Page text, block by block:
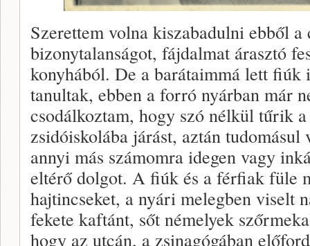
Szerettem volna kiszabadulni ebből a
bizonytalanságot, fájdalmat árasztó
konyhából. De a barátaimmá lett fiúk
tanultak, ebben a forró nyárban már
csodálkoztam, hogy szó nélkül tűrik
zsidóiskolába járást, aztán
annyi más számomra idegen vagy
eltérő dolgot. A fiúk és a férfiak füle
hajtincseket, a nyári melegben viselt
fekete kaftánt, sőt némelyek
hogy az utcán, a zsinagógában